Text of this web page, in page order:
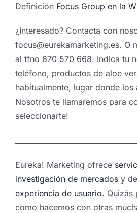
Definición Focus Group en la
¿Interesado? Contacta con
focus@eurekamarketing.es. O
al tfno 670 570 668. Indica tu
teléfono, productos de aloe
habitualmente, lugar donde los
Nosotros te llamaremos para
seleccionarte!
Eureka! Marketing ofrece
investigación de mercadosy de
experiencia de usuario. Quizás
como hacemos con otras